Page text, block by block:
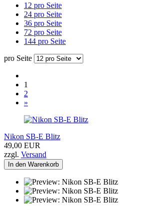
12 pro Seite
24 pro Seite
36 pro Seite
72 pro Seite
144 pro Seite
pro Seite
1
2
»
Nikon SB-E Blitz
49,00 EUR
zzgl. Versand
In den Warenkorb